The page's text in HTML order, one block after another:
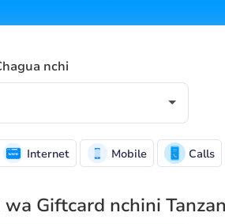
nchi
Internet Mobile Calls
Giftcard nchini